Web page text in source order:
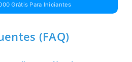
Grátis Para Iniciantes
(FAQ)